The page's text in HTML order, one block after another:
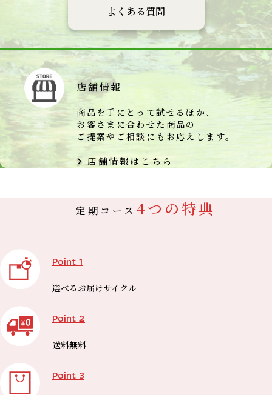
よくある質問
店舗情報
商品を手にとって試せるほか、
お客さまに合わせた商品の
ご提案やご相談にもお応えします。
店舗情報はこちら
定期コース 4つの特典
Point 1
選べる お届けサイクル
Point 2
送料無料
Point 3